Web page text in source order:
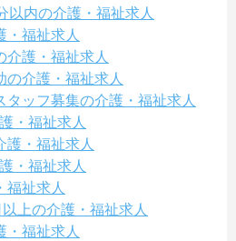
以内の介護・福祉求人
・福祉求人
介護・福祉求人
の介護・福祉求人
ッフ募集の介護・福祉求人
・福祉求人
護・福祉求人
・福祉求人
福祉求人
上の介護・福祉求人
・福祉求人